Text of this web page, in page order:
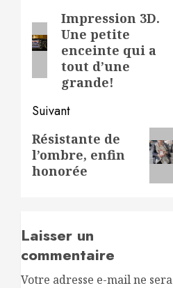
d’article
Article
précédent:
Impression 3D.
Une petite
enceinte qui a
tout d’une
grande!
Suivant
Article
suivant:
Résistante de
l’ombre, enfin
honorée
Laisser un
commentaire
Votre adresse e-mail ne sera